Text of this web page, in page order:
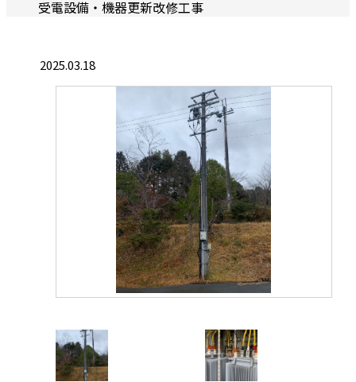
受電設備・機器更新改修工事
2025.03.18